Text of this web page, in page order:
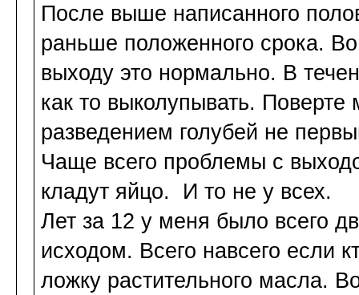
После выше написанного
раньше положенного срока.
выходу это нормально. В
как то выколупывать.
разведением голубей не
Чаще всего проблемы с
кладут яйцо. И то не у всех.
Лет за 12 у меня было всего
исходом. Всего навсего если
ложку растительного масла.